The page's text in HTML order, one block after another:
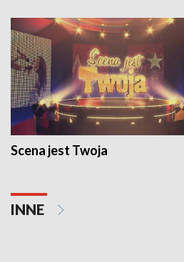
Scena jest Twoja
INNE